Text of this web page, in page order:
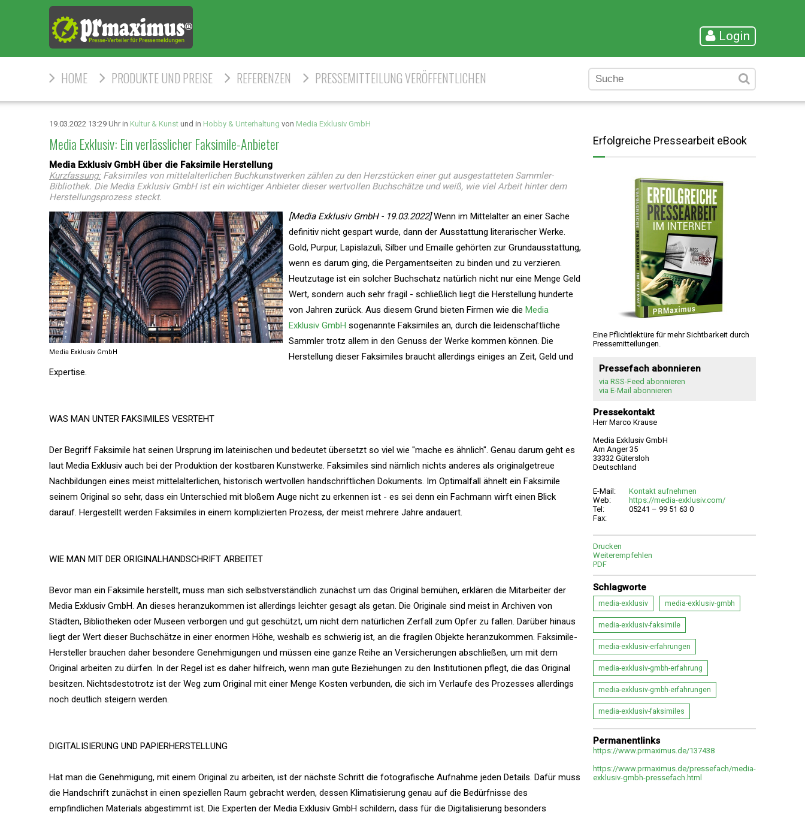
Login
HOME PRODUKTE UND PREISE REFERENZEN PRESSEMITTEILUNG VERÖFFENTLICHEN
19.03.2022 13:29 Uhr in Kultur & Kunst und in Hobby & Unterhaltung von Media Exklusiv GmbH
Media Exklusiv: Ein verlässlicher Faksimile-Anbieter
Media Exklusiv GmbH über die Faksimile Herstellung
Kurzfassung:Faksimiles von mittelalterlichen Buchkunstwerken zählen zu den Herzstücken einer gut ausgestatteten Sammler-
Bibliothek. Die Media Exklusiv GmbH ist ein wichtiger Anbieter dieser wertvollen Buchschätze und weiß, wie viel Arbeit hinter dem
Herstellungsprozess steckt.
Media Exklusiv GmbH
[Media Exklusiv GmbH - 19.03.2022]Wenn im Mittelalter an einer Sache
definitiv nicht gespart wurde, dann der Ausstattung literarischer Werke.
Gold, Purpur, Lapislazuli, Silber und Emaille gehörten zur Grundausstattung,
wenn es darum ging, die Pergamentseiten zu binden und zu verzieren.
Heutzutage ist ein solcher Buchschatz natürlich nicht nur eine Menge Geld
Wert, sondern auch sehr fragil - schließlich liegt die Herstellung hunderte
von Jahren zurück. Aus diesem Grund bieten Firmen wie die Media
Exklusiv GmbH sogenannte Faksimiles an, durch die leidenschaftliche
Sammler trotz allem in den Genuss der Werke kommen können. Die
Herstellung dieser Faksimiles braucht allerdings einiges an Zeit, Geld und
Expertise.
WAS MAN UNTER FAKSIMILES VESRTEHT
Der Begriff Faksimile hat seinen Ursprung im lateinischen und bedeutet übersetzt so viel wie "mache es ähnlich". Genau darum geht es
laut Media Exklusiv auch bei der Produktion der kostbaren Kunstwerke. Faksimiles sind nämlich nichts anderes als originalgetreue
Nachbildungen eines meist mittelalterlichen, historisch wertvollen handschriftlichen Dokuments. Im Optimalfall ähnelt ein Faksimile
seinem Original so sehr, dass ein Unterschied mit bloßem Auge nicht zu erkennen ist - es sei denn ein Fachmann wirft einen Blick
darauf. Hergestellt werden Faksimiles in einem komplizierten Prozess, der meist mehrere Jahre andauert.
WIE MAN MIT DER ORIGINALHANDSCHRIFT ARBEITET
Bevor man ein Faksimile herstellt, muss man sich selbstverständlich zunächst um das Original bemühen, erklären die Mitarbeiter der
Media Exklusiv GmbH. An dieses heranzukommen ist allerdings leichter gesagt als getan. Die Originale sind meist in Archiven von
Städten, Bibliotheken oder Museen verborgen und gut geschützt, um nicht dem natürlichen Zerfall zum Opfer zu fallen. Darüber hinaus
liegt der Wert dieser Buchschätze in einer enormen Höhe, weshalb es schwierig ist, an die fragilen Objekte heranzukommen. Faksimile-
Hersteller brauchen daher besondere Genehmigungen und müssen eine ganze Reihe an Versicherungen abschließen, um mit dem
Original arbeiten zu dürfen. In der Regel ist es daher hilfreich, wenn man gute Beziehungen zu den Institutionen pflegt, die das Original
besitzen. Nichtsdestotrotz ist der Weg zum Original mit einer Menge Kosten verbunden, die sich im Verlaufe des Prozesses allerdings
noch deutlich steigern werden.
DIGITALISIERUNG UND PAPIERHERSTELLUNG
Hat man die Genehmigung, mit einem Original zu arbeiten, ist der nächste Schritt die fotografische Aufnahme jeden Details. Dafür muss
die Handschrift zunächst in einen speziellen Raum gebracht werden, dessen Klimatisierung genau auf die Bedürfnisse des
empfindlichen Materials abgestimmt ist. Die Experten der Media Exklusiv GmbH schildern, dass für die Digitalisierung besonders
Erfolgreiche Pressearbeit eBook
Eine Pflichtlektüre für mehr Sichtbarkeit durch
Pressemitteilungen.
Pressefach abonnieren
via RSS-Feed abonnieren
via E-Mail abonnieren
Pressekontakt
Herr Marco Krause
Media Exklusiv GmbH
Am Anger 35
33332 Gütersloh
Deutschland
E-Mail:
Kontakt aufnehmen
Web:
https://media-exklusiv.com/
Tel:
05241 – 99 51 63 0
Fax:
Drucken
Weiterempfehlen
PDF
Schlagworte
media-exklusiv media-exklusiv-gmbh
media-exklusiv-faksimile
media-exklusiv-erfahrungen
media-exklusiv-gmbh-erfahrung
media-exklusiv-gmbh-erfahrungen
media-exklusiv-faksimiles
Permanentlinks
https://www.prmaximus.de/137438
https://www.prmaximus.de/pressefach/media-
exklusiv-gmbh-pressefach.html